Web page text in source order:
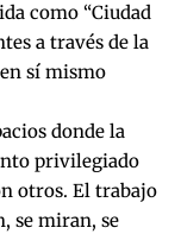
como “Ciudad
a través de la
sí mismo
donde la
privilegiado
otros. El trabajo
se miran, se